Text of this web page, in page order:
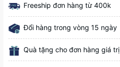
Freeship đơn hàng từ 400k
Đổi hàng trong vòng 15 ngày
Quà tặng cho đơn hàng giá trị